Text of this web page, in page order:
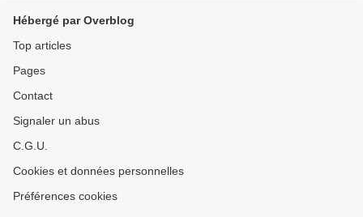
Hébergé par Overblog
Top articles
Pages
Contact
Signaler un abus
C.G.U.
Cookies et données personnelles
Préférences cookies